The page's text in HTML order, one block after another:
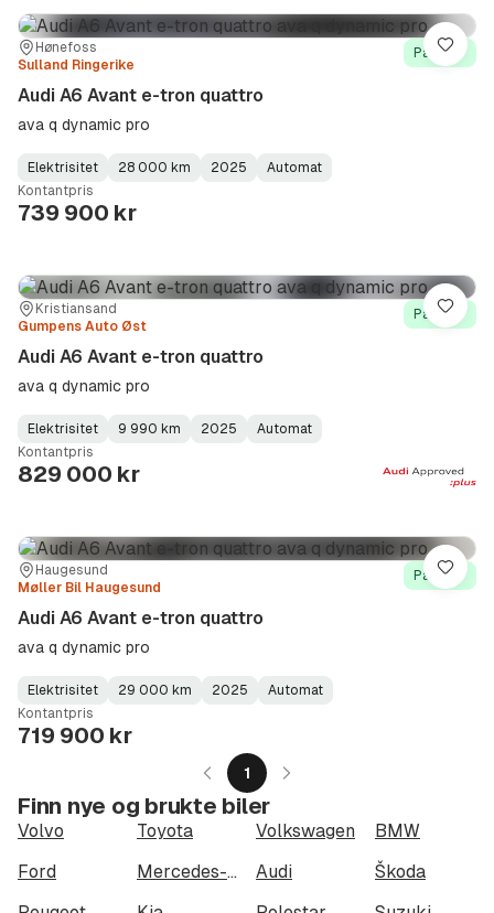
Sted:Hønefoss
Forhandler:
Sulland Ringerike
På lager
Audi A6 Avant e-tron quattro
ava q dynamic pro
Fuel
Type:
Elektrisitet
Kilometerstand:
28 000 km
Model
Year:
2025
Gearbox
Type:
Automat
Kontantpris
739 900 kr
Lagre
Sted:Kristiansand
Forhandler:
Gumpens Auto Øst
På lager
Audi A6 Avant e-tron quattro
ava q dynamic pro
Fuel
Type:
Elektrisitet
Kilometerstand:
9 990 km
Model
Year:
2025
Gearbox
Type:
Automat
Kontantpris
829 000 kr
Lagre
Sted:Haugesund
Forhandler:
Møller Bil Haugesund
På lager
Audi A6 Avant e-tron quattro
ava q dynamic pro
Fuel
Type:
Elektrisitet
Kilometerstand:
29 000 km
Model
Year:
2025
Gearbox
Type:
Automat
Kontantpris
719 900 kr
Lagre
1
Finn nye og brukte biler
Volvo Toyota Volkswagen
BMW
Ford
Mercedes-Benz Audi
Škoda